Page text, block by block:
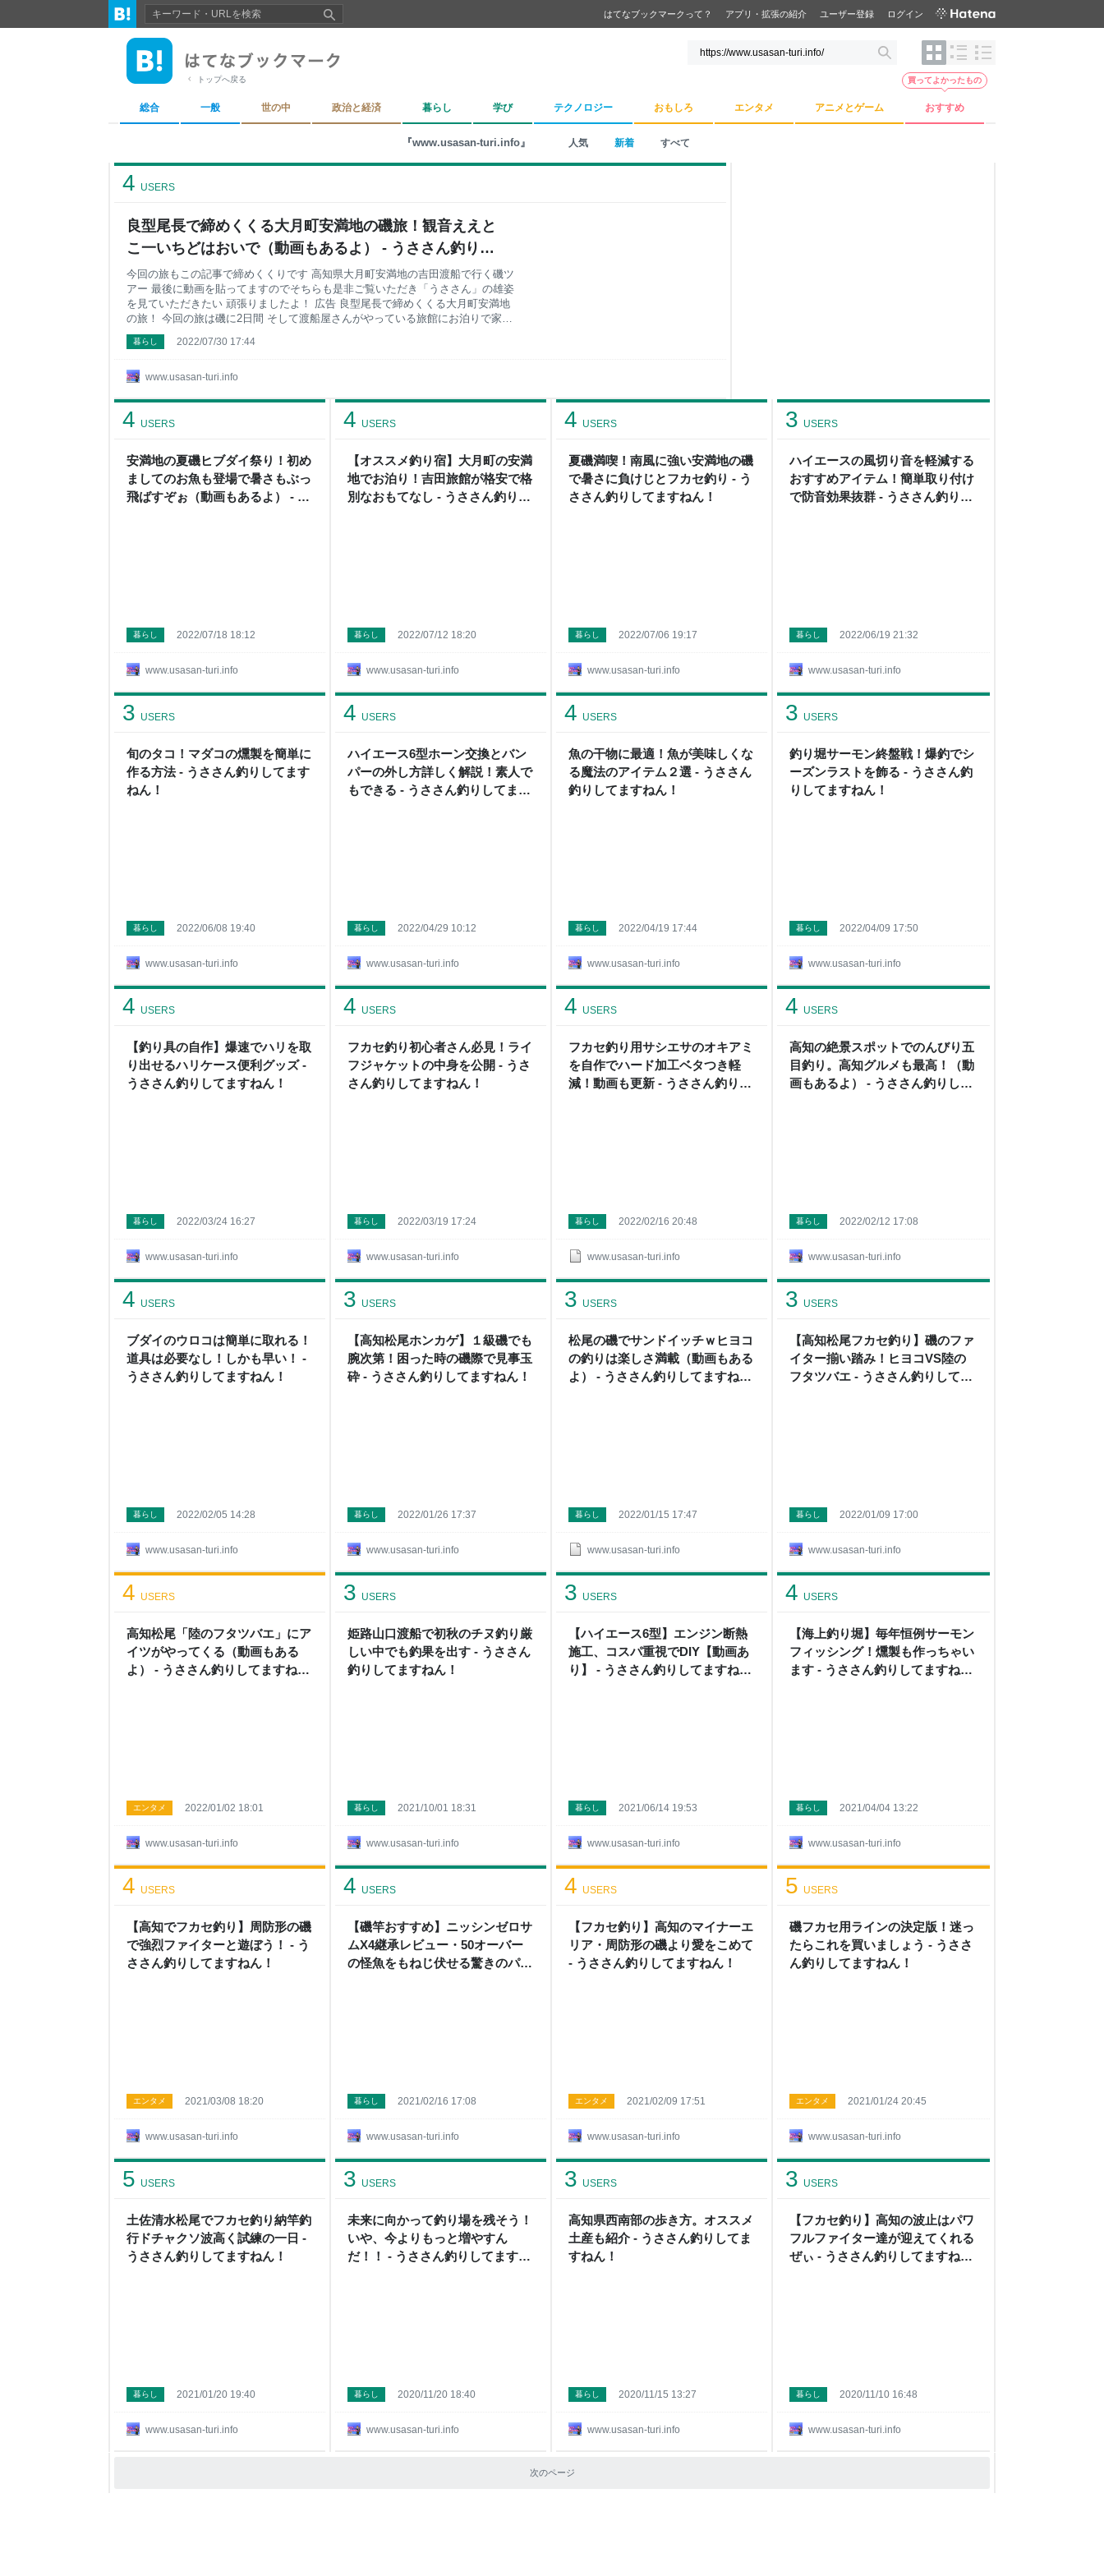
はてなブックマークって？ アプリ・拡張の紹介 ユーザー登録 ログイン
トップへ戻る
総合 一般 世の中 政治と経済 暮らし 学び テクノロジー おもしろ エンタメ アニメとゲーム おすすめ
買ってよかったもの
『www.usasan-turi.info』 人気 新着 すべて
良型尾長で締めくくる大月町安満地の磯旅！観音ええと
こ一いちどはおいで（動画もあるよ） - うささん釣りし
てますねん！
4 USERS
www.usasan-turi.info
今回の旅もこの記事で締めくくりです 高知県大月町安満地の吉田渡船で行く磯ツ
アー 最後に動画を貼ってますのでそちらも是非ご覧いただき「うささん」の雄姿
を見ていただきたい 頑張りましたよ！ 広告 良型尾長で締めくくる大月町安満地
の旅！ 今回の旅は磯に2日間 そして渡船屋さんがやっている旅館にお泊りで家庭
料理で大満足な密度の濃い～い旅でした お世話になったのは吉田渡船 吉田渡
船・安満地 TEL0880-77-1423 住所：高知県幡多郡大月町安満地250－2 料金：渡
ください。民宿1泊2食付1名様6500円 2022年現在 よければ前回までの記事もご
暮らし 2022/07/30 17:44
安満地の夏磯ヒブダイ祭り！初め
ましてのお魚も登場で暑さもぶっ
飛ばすぞぉ（動画もあるよ） - う
4 USERS
www.usasan-turi.info
暮らし 2022/07/18 18:12
【オススメ釣り宿】大月町の安満
地でお泊り！吉田旅館が格安で格
別なおもてなし - うささん釣りし
4 USERS
www.usasan-turi.info
暮らし 2022/07/12 18:20
夏磯満喫！南風に強い安満地の磯
で暑さに負けじとフカセ釣り - う
ささん釣りしてますねん！
4 USERS
www.usasan-turi.info
暮らし 2022/07/06 19:17
ハイエースの風切り音を軽減する
おすすめアイテム！簡単取り付け
で防音効果抜群 - うささん釣りし
3 USERS
www.usasan-turi.info
暮らし 2022/06/19 21:32
旬のタコ！マダコの燻製を簡単に
作る方法 - うささん釣りしてます
ねん！
3 USERS
www.usasan-turi.info
暮らし 2022/06/08 19:40
ハイエース6型ホーン交換とバン
パーの外し方詳しく解説！素人で
もできる - うささん釣りしてます
4 USERS
www.usasan-turi.info
暮らし 2022/04/29 10:12
魚の干物に最適！魚が美味しくな
る魔法のアイテム２選 - うささん
釣りしてますねん！
4 USERS
www.usasan-turi.info
暮らし 2022/04/19 17:44
釣り堀サーモン終盤戦！爆釣でシ
ーズンラストを飾る - うささん釣
りしてますねん！
3 USERS
www.usasan-turi.info
暮らし 2022/04/09 17:50
【釣り具の自作】爆速でハリを取
り出せるハリケース便利グッズ -
うささん釣りしてますねん！
4 USERS
www.usasan-turi.info
暮らし 2022/03/24 16:27
フカセ釣り初心者さん必見！ライ
フジャケットの中身を公開 - うさ
さん釣りしてますねん！
4 USERS
www.usasan-turi.info
暮らし 2022/03/19 17:24
フカセ釣り用サシエサのオキアミ
を自作でハード加工ベタつき軽
減！動画も更新 - うささん釣りし
4 USERS
www.usasan-turi.info
暮らし 2022/02/16 20:48
高知の絶景スポットでのんびり五
目釣り。高知グルメも最高！（動
画もあるよ） - うささん釣りして
4 USERS
www.usasan-turi.info
暮らし 2022/02/12 17:08
ブダイのウロコは簡単に取れる！
道具は必要なし！しかも早い！ -
うささん釣りしてますねん！
4 USERS
www.usasan-turi.info
暮らし 2022/02/05 14:28
【高知松尾ホンカゲ】１級磯でも
腕次第！困った時の磯際で見事玉
砕 - うささん釣りしてますねん！
3 USERS
www.usasan-turi.info
暮らし 2022/01/26 17:37
松尾の磯でサンドイッチｗヒヨコ
の釣りは楽しさ満載（動画もある
よ） - うささん釣りしてますね
3 USERS
www.usasan-turi.info
暮らし 2022/01/15 17:47
【高知松尾フカセ釣り】磯のファ
イター揃い踏み！ヒヨコVS陸の
フタツバエ - うささん釣りしてま
3 USERS
www.usasan-turi.info
暮らし 2022/01/09 17:00
高知松尾「陸のフタツバエ」にア
イツがやってくる（動画もある
よ） - うささん釣りしてますね
4 USERS
www.usasan-turi.info
エンタメ 2022/01/02 18:01
姫路山口渡船で初秋のチヌ釣り厳
しい中でも釣果を出す - うささん
釣りしてますねん！
3 USERS
www.usasan-turi.info
暮らし 2021/10/01 18:31
【ハイエース6型】エンジン断熱
施工、コスパ重視でDIY【動画あ
り】 - うささん釣りしてますね
3 USERS
www.usasan-turi.info
暮らし 2021/06/14 19:53
【海上釣り堀】毎年恒例サーモン
フィッシング！燻製も作っちゃい
ます - うささん釣りしてますね
4 USERS
www.usasan-turi.info
暮らし 2021/04/04 13:22
【高知でフカセ釣り】周防形の磯
で強烈ファイターと遊ぼう！ - う
ささん釣りしてますねん！
4 USERS
www.usasan-turi.info
エンタメ 2021/03/08 18:20
【磯竿おすすめ】ニッシンゼロサ
ムX4継承レビュー・50オーバー
の怪魚をもねじ伏せる驚きのパワ
4 USERS
www.usasan-turi.info
暮らし 2021/02/16 17:08
【フカセ釣り】高知のマイナーエ
リア・周防形の磯より愛をこめて
- うささん釣りしてますねん！
4 USERS
www.usasan-turi.info
エンタメ 2021/02/09 17:51
磯フカセ用ラインの決定版！迷っ
たらこれを買いましょう - うささ
ん釣りしてますねん！
5 USERS
www.usasan-turi.info
エンタメ 2021/01/24 20:45
土佐清水松尾でフカセ釣り納竿釣
行ドチャクソ波高く試練の一日 -
うささん釣りしてますねん！
5 USERS
www.usasan-turi.info
暮らし 2021/01/20 19:40
未来に向かって釣り場を残そう！
いや、今よりもっと増やすん
だ！！ - うささん釣りしてますね
3 USERS
www.usasan-turi.info
暮らし 2020/11/20 18:40
高知県西南部の歩き方。オススメ
土産も紹介 - うささん釣りしてま
すねん！
3 USERS
www.usasan-turi.info
暮らし 2020/11/15 13:27
【フカセ釣り】高知の波止はパワ
フルファイター達が迎えてくれる
ぜぃ - うささん釣りしてますね
3 USERS
www.usasan-turi.info
暮らし 2020/11/10 16:48
次のページ